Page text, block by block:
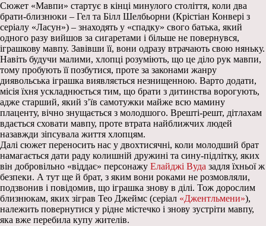
Сюжет «Мавпи» стартує в кінці минулого століття, коли два
брати-близнюки – Гел та Білл Шелбьорни (Крістіан Конвері з
серіалу «Ласун») – знаходять у «спадку» свого батька, який
одного разу вийшов за сигаретами і більше не повернувся,
іграшкову мавпу. Завівши її, вони одразу втрачають свою няньку.
Навіть будучи малими, хлопці розуміють, що це діло рук мавпи,
тому пробують її позбутися, проте за законами жанру
диявольська іграшка виявляється незнищенною. Варто додати,
місія їхня ускладнюється тим, що брати з дитинства ворогують,
адже старший, який з’їв самотужки майже всю мамину
плаценту, вічно знущається з молодшого. Врешті-решт, дітлахам
вдається сховати мавпу, проте втрата найближчих людей
назавжди зіпсувала життя хлопцям.
Далі сюжет переносить нас у двохтисячні, коли молодший брат
намагається дати раду колишній дружині та сину-підлітку, яких
він добровільно «віддає» персонажу Елайджі Вуда задля їхньої ж
безпеки. А тут ще й брат, з яким вони роками не розмовляли,
подзвонив і повідомив, що іграшка знову в ділі. Тож дорослим
близнюкам, яких зіграв Тео Джеймс (серіал «Джентльмени»),
належить повернутися у рідне містечко і знову зустріти мавпу,
яка вже перебила купу жителів.